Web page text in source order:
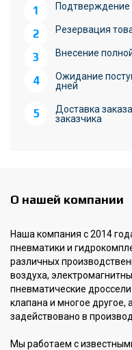
Резервация
Внесение
Ожидание
дней
Доставка
заказчика
О нашей компании
Наша компания с 2014
пневматики и
различных
воздуха,
пневматические
клапана и многое другое,
задействовано в
Мы работаем с